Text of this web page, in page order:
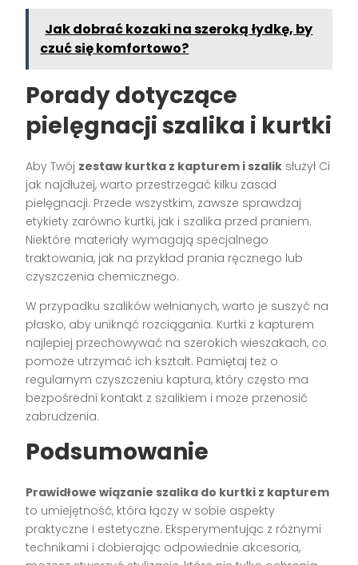
Jak dobrać kozaki na szeroką łydkę, by
czuć się komfortowo?
Porady dotyczące
pielęgnacji szalika i kurtki
Aby Twój zestaw kurtka z kapturem i szalik służył Ci
jak najdłużej, warto przestrzegać kilku zasad
pielęgnacji. Przede wszystkim, zawsze sprawdzaj
etykiety zarówno kurtki, jak i szalika przed praniem.
Niektóre materiały wymagają specjalnego
traktowania, jak na przykład prania ręcznego lub
czyszczenia chemicznego.
W przypadku szalików wełnianych, warto je suszyć na
płasko, aby uniknąć rozciągania. Kurtki z kapturem
najlepiej przechowywać na szerokich wieszakach, co
pomoże utrzymać ich kształt. Pamiętaj też o
regularnym czyszczeniu kaptura, który często ma
bezpośredni kontakt z szalikiem i może przenosić
zabrudzenia.
Podsumowanie
Prawidłowe wiązanie szalika do kurtki z kapturem
to umiejętność, która łączy w sobie aspekty
praktyczne i estetyczne. Eksperymentując z różnymi
technikami i dobierając odpowiednie akcesoria,